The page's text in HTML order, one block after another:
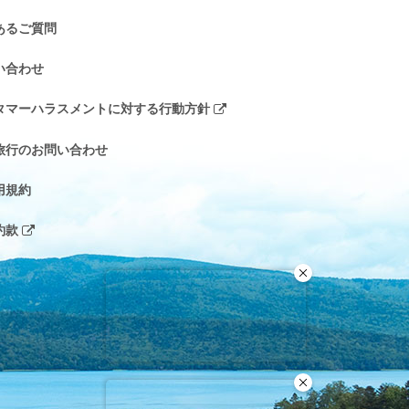
るご質問
合わせ
マーハラスメントに対する行動方針
行のお問い合わせ
規約
款